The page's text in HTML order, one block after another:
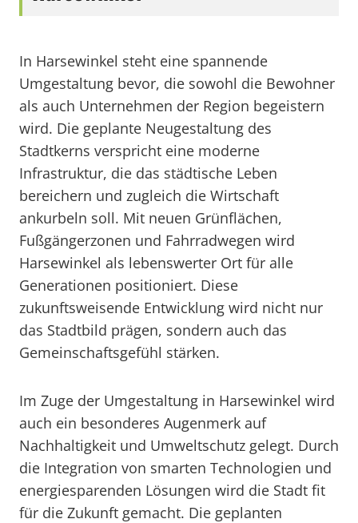
In Harsewinkel steht eine spannende
Umgestaltung bevor, die sowohl die Bewohner
als auch Unternehmen der Region begeistern
wird. Die geplante Neugestaltung des
Stadtkerns verspricht eine moderne
Infrastruktur, die das städtische Leben
bereichern und zugleich die Wirtschaft
ankurbeln soll. Mit neuen Grünflächen,
Fußgängerzonen und Fahrradwegen wird
Harsewinkel als lebenswerter Ort für alle
Generationen positioniert. Diese
zukunftsweisende Entwicklung wird nicht nur
das Stadtbild prägen, sondern auch das
Gemeinschaftsgefühl stärken.
Im Zuge der Umgestaltung in Harsewinkel wird
auch ein besonderes Augenmerk auf
Nachhaltigkeit und Umweltschutz gelegt. Durch
die Integration von smarten Technologien und
energiesparenden Lösungen wird die Stadt fit
für die Zukunft gemacht. Die geplanten